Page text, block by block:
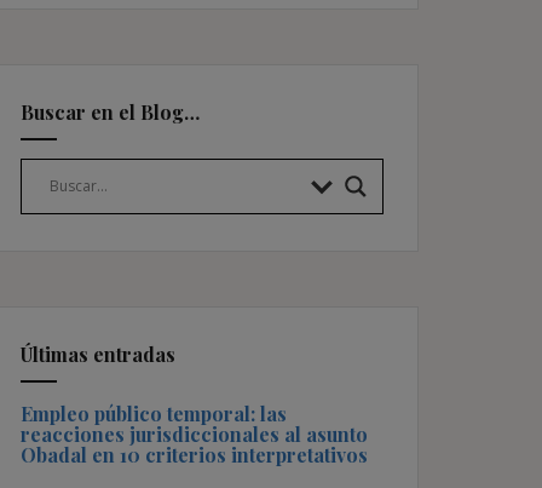
Buscar en el Blog…
Últimas entradas
Empleo público temporal: las
reacciones jurisdiccionales al asunto
Obadal en 10 criterios interpretativos